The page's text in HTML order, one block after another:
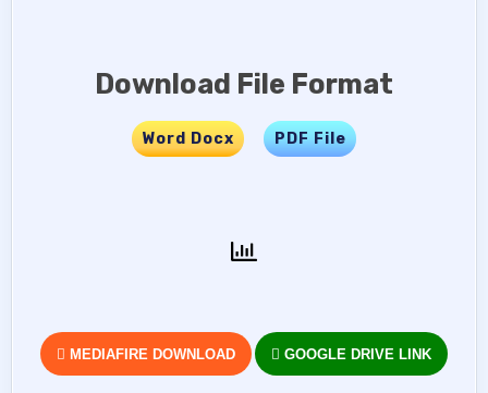
Download File Format
Word Docx ….. PDF File
MEDIAFIRE DOWNLOAD GOOGLE DRIVE LINK